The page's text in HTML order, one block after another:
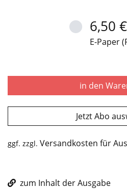
6,50 €
E-Paper
in den
Jetzt Abo
ggf. zzgl. Versandkosten für
zum Inhalt der Ausgabe